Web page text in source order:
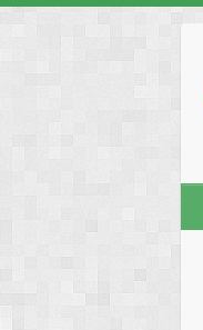
contenido